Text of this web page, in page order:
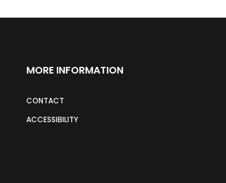
MORE INFORMATION
CONTACT
ACCESSIBILITY